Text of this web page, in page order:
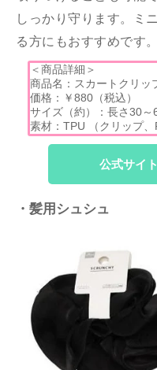
しっかり守ります。ミ
る方にもおすすめです。
＜商品詳細＞
商品名：スカートクリッ
価格：￥880（税込）
サイズ（約）：長さ30～
素材：TPU （クリップ、
公式サイ
・髪用シュシュ